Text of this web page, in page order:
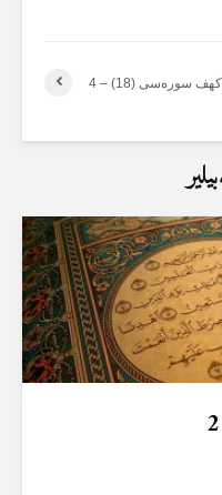
کهف سورەسی (18) – 4